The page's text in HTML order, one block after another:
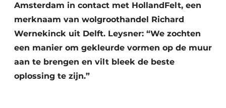
Amsterdam in contact met HollandFelt, een
merknaam van wolgroothandel Richard
Wernekinck uit Delft. Leysner: “We zochten
een manier om gekleurde vormen op de muur
aan te brengen en vilt bleek de beste
oplossing te zijn.”